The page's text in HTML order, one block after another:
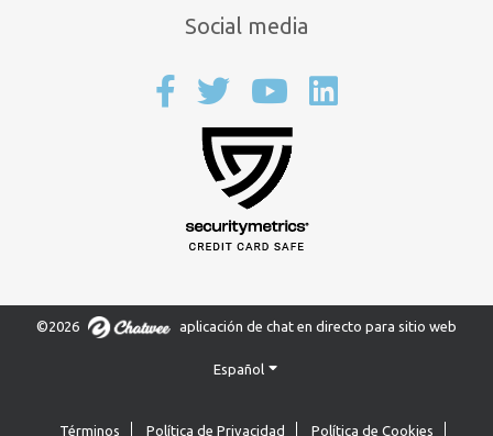
Social media
©2026 aplicación de chat en directo para sitio web
Español
Términos Política de Privacidad Política de Cookies